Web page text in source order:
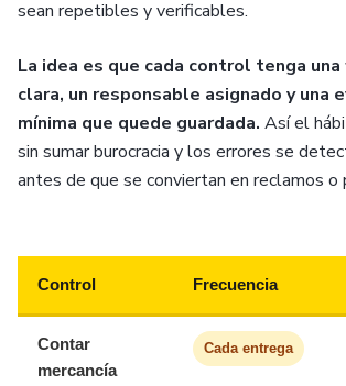
sean repetibles y verificables.
La idea es que cada control tenga una
clara, un responsable asignado y una
mínima que quede guardada. Así el
sin sumar burocracia y los errores se
antes de que se conviertan en reclamos o
Control Frecuencia
Contar
mercancía
Cada entrega